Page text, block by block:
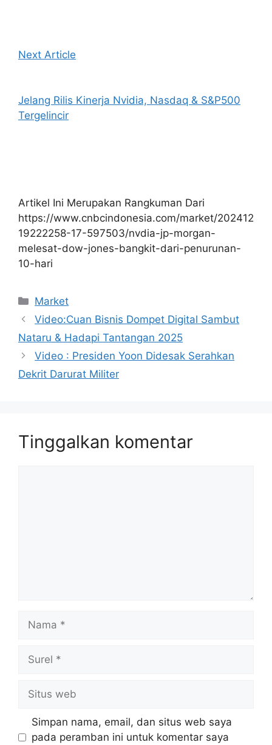
Next Article
Jelang Rilis Kinerja Nvidia, Nasdaq & S&P500
Tergelincir
Artikel Ini Merupakan Rangkuman Dari
https://www.cnbcindonesia.com/market/202412
19222258-17-597503/nvdia-jp-morgan-
melesat-dow-jones-bangkit-dari-penurunan-
10-hari
Kategori
Market
Video:Cuan Bisnis Dompet Digital Sambut
Nataru & Hadapi Tantangan 2025
Video : Presiden Yoon Didesak Serahkan
Dekrit Darurat Militer
Tinggalkan komentar
web
Simpan nama, email, dan situs web saya
pada peramban ini untuk komentar saya